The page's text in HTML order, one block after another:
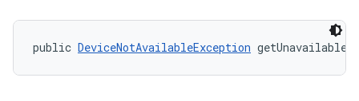
public DeviceNotAvailableException